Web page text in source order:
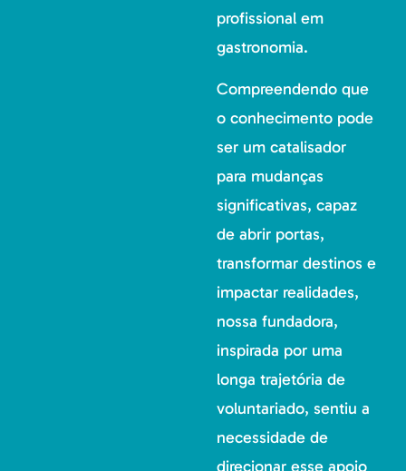
profissional em
gastronomia.
Compreendendo que
o conhecimento pode
ser um catalisador
para mudanças
significativas, capaz
de abrir portas,
transformar destinos e
impactar realidades,
nossa fundadora,
inspirada por uma
longa trajetória de
voluntariado, sentiu a
necessidade de
direcionar esse apoio